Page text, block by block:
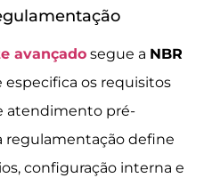
avançado segue a NBR
especifica os requisitos
atendimento pré-
regulamentação define
configuração interna e